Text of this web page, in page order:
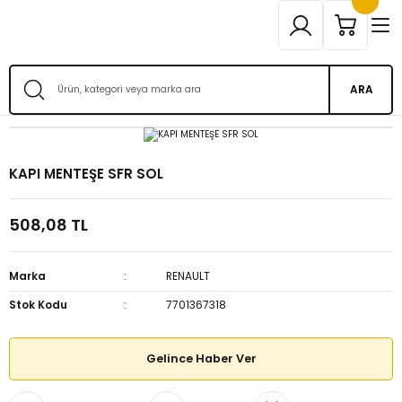
ARA
KAPI MENTEŞE SFR SOL
508,08 TL
Marka
RENAULT
Stok Kodu
7701367318
Gelince Haber Ver